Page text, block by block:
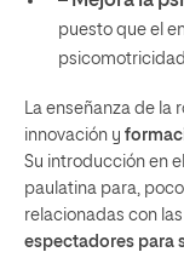
puesto que el
La enseñanza de
innovación y
Su introducción en
paulatina para,
relacionadas con
espectadores para